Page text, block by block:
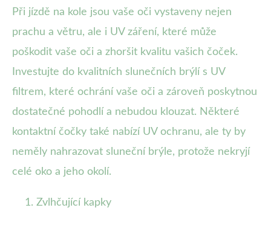
Při jízdě na kole jsou vaše oči vystaveny nejen
prachu a větru, ale i UV záření, které může
poškodit vaše oči a zhoršit kvalitu vašich čoček.
Investujte do kvalitních slunečních brýlí s UV
filtrem, které ochrání vaše oči a zároveň poskytnou
dostatečné pohodlí a nebudou klouzat. Některé
kontaktní čočky také nabízí UV ochranu, ale ty by
neměly nahrazovat sluneční brýle, protože nekryjí
celé oko a jeho okolí.
Zvlhčující kapky